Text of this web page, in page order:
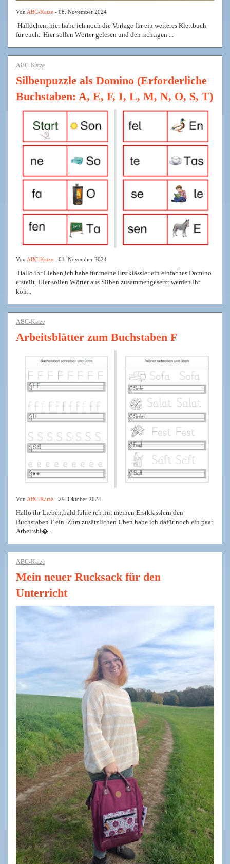
Von ABC-Katze - 08. November 2024
Hallöchen, hier habe ich noch die Vorlage für ein weiteres Klettbuch
für euch. Hier sollen Wörter gelesen und den richtigen ...
ABC-Katze
Silbenpuzzle als Domino (Erforderliche
Buchstaben: A, E, F, I, L, M, N, O, S, T)
Von ABC-Katze - 01. November 2024
Hallo ihr Lieben,ich habe für meine Erstklässler ein einfaches Domino
erstellt. Hier sollen Wörter aus Silben zusammengesetzt werden.Ihr
kön...
ABC-Katze
Arbeitsblätter zum Buchstaben F
Von ABC-Katze - 29. Oktober 2024
Hallo ihr Lieben,bald führe ich mit meinen Erstklässlern den
Buchstaben F ein. Zum zusätzlichen Üben habe ich dafür noch ein paar
Arbeitsbl�...
ABC-Katze
Mein neuer Rucksack für den
Unterricht